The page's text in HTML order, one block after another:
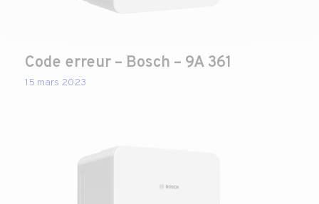
Code erreur – Bosch – 9A 361
15 mars 2023